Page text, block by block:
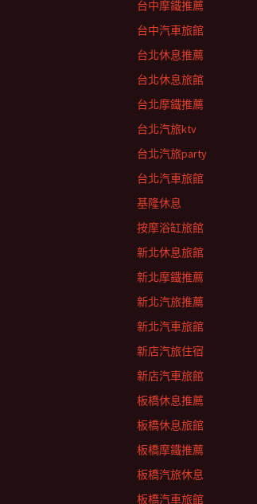
台中摩鐵推薦
台中汽車旅館
台北休息推薦
台北休息旅館
台北摩鐵推薦
台北汽旅ktv
台北汽旅party
台北汽車旅館
基隆休息
按摩浴缸旅館
新北休息旅館
新北摩鐵推薦
新北汽旅推薦
新北汽車旅館
新店汽旅住宿
新店汽車旅館
板橋休息推薦
板橋休息旅館
板橋摩鐵推薦
板橋汽旅休息
板橋汽車旅館